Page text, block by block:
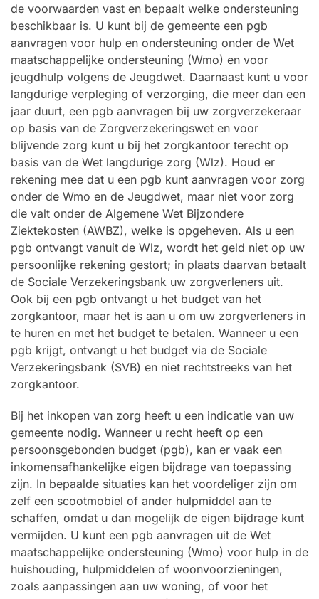
de voorwaarden vast en bepaalt welke ondersteuning
beschikbaar is. U kunt bij de gemeente een pgb
aanvragen voor hulp en ondersteuning onder de Wet
maatschappelijke ondersteuning (Wmo) en voor
jeugdhulp volgens de Jeugdwet. Daarnaast kunt u voor
langdurige verpleging of verzorging, die meer dan een
jaar duurt, een pgb aanvragen bij uw zorgverzekeraar
op basis van de Zorgverzekeringswet en voor
blijvende zorg kunt u bij het zorgkantoor terecht op
basis van de Wet langdurige zorg (Wlz). Houd er
rekening mee dat u een pgb kunt aanvragen voor zorg
onder de Wmo en de Jeugdwet, maar niet voor zorg
die valt onder de Algemene Wet Bijzondere
Ziektekosten (AWBZ), welke is opgeheven. Als u een
pgb ontvangt vanuit de Wlz, wordt het geld niet op uw
persoonlijke rekening gestort; in plaats daarvan betaalt
de Sociale Verzekeringsbank uw zorgverleners uit.
Ook bij een pgb ontvangt u het budget van het
zorgkantoor, maar het is aan u om uw zorgverleners in
te huren en met het budget te betalen. Wanneer u een
pgb krijgt, ontvangt u het budget via de Sociale
Verzekeringsbank (SVB) en niet rechtstreeks van het
zorgkantoor.
Bij het inkopen van zorg heeft u een indicatie van uw
gemeente nodig. Wanneer u recht heeft op een
persoonsgebonden budget (pgb), kan er vaak een
inkomensafhankelijke eigen bijdrage van toepassing
zijn. In bepaalde situaties kan het voordeliger zijn om
zelf een scootmobiel of ander hulpmiddel aan te
schaffen, omdat u dan mogelijk de eigen bijdrage kunt
vermijden. U kunt een pgb aanvragen uit de Wet
maatschappelijke ondersteuning (Wmo) voor hulp in de
huishouding, hulpmiddelen of woonvoorzieningen,
zoals aanpassingen aan uw woning, of voor het